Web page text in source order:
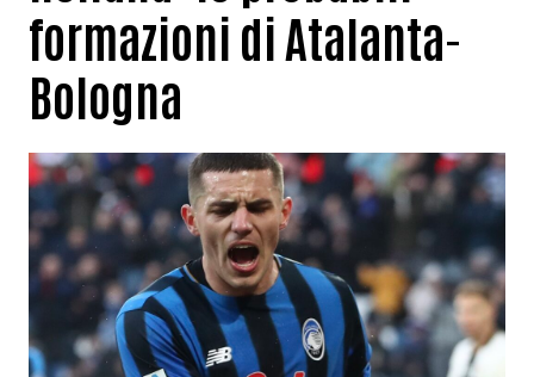
formazioni di Atalanta-
Bologna